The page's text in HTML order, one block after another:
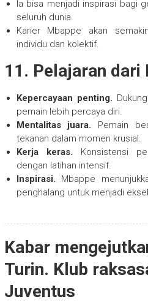
Ia bisa menjadi inspirasi bagi
seluruh dunia.
Karier Mbappe akan
individu dan kolektif.
11. Pelajaran dari
Kepercayaan penting.
pemain lebih percaya diri.
Mentalitas juara. Pemain
tekanan dalam momen krusial.
Kerja keras. Konsistensi
dengan latihan intensif.
Inspirasi. Mbappe
penghalang untuk menjadi
Kabar
Turin. Klub
Juventus